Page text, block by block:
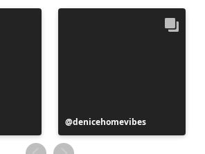
Publicación
realizada
por
denicehomevibes